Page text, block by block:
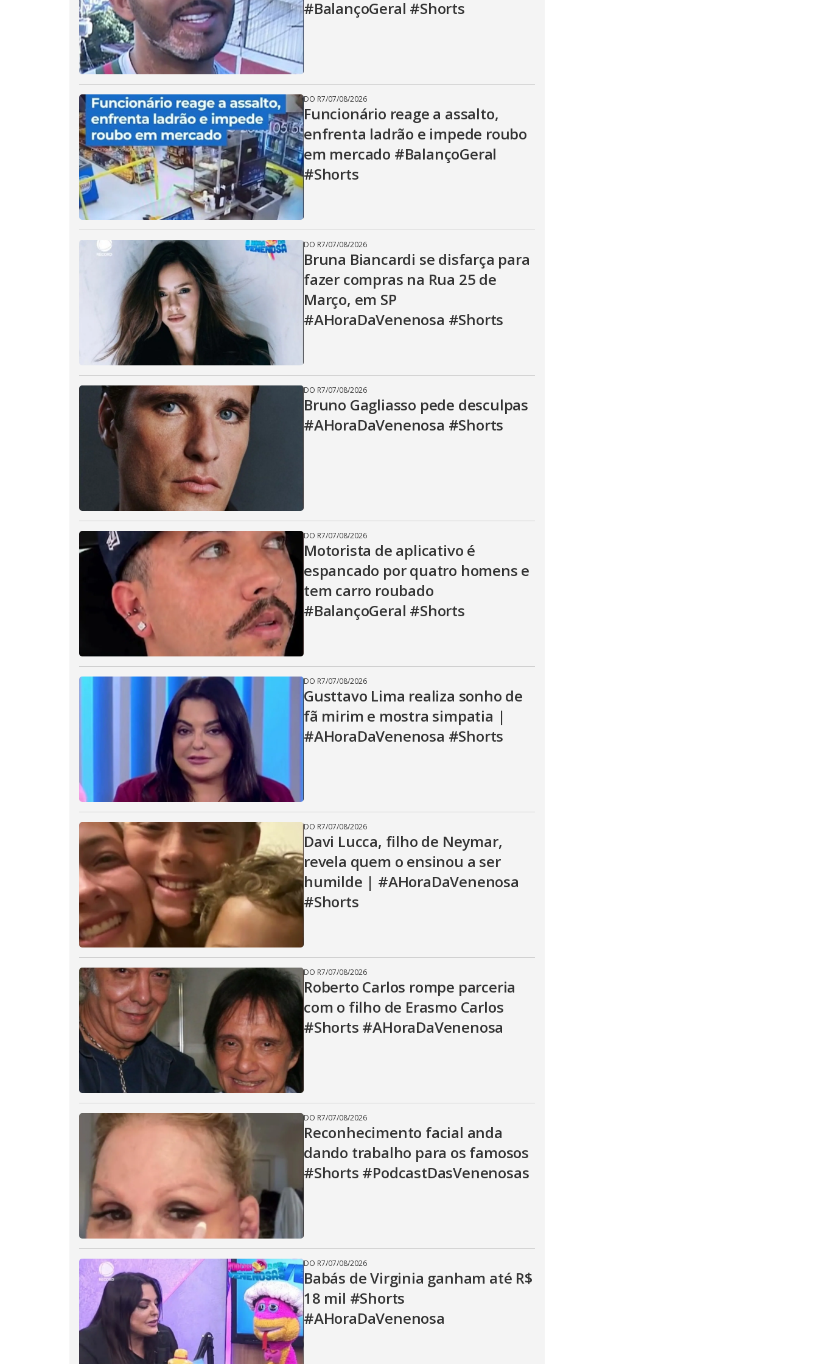
i
d
e
o
#BalançoGeral #Shorts
DO R7/07/08/2026
Funcionário reage a assalto,
enfrenta ladrão e impede roubo
em mercado #BalançoGeral
#Shorts
DO R7/07/08/2026
Bruna Biancardi se disfarça para
fazer compras na Rua 25 de
Março, em SP
#AHoraDaVenenosa #Shorts
DO R7/07/08/2026
Bruno Gagliasso pede desculpas
#AHoraDaVenenosa #Shorts
DO R7/07/08/2026
Motorista de aplicativo é
espancado por quatro homens e
tem carro roubado
#BalançoGeral #Shorts
DO R7/07/08/2026
Gusttavo Lima realiza sonho de
fã mirim e mostra simpatia |
#AHoraDaVenenosa #Shorts
DO R7/07/08/2026
Davi Lucca, filho de Neymar,
revela quem o ensinou a ser
humilde | #AHoraDaVenenosa
#Shorts
DO R7/07/08/2026
Roberto Carlos rompe parceria
com o filho de Erasmo Carlos
#Shorts #AHoraDaVenenosa
DO R7/07/08/2026
Reconhecimento facial anda
dando trabalho para os famosos
#Shorts #PodcastDasVenenosas
DO R7/07/08/2026
Babás de Virginia ganham até R$
18 mil #Shorts
#AHoraDaVenenosa